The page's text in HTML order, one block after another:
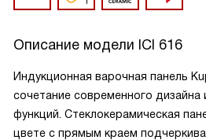
Описание модели ICI 616
Индукционная варочная панель
сочетание современного дизайна
функций. Стеклокерамическая
цвете с прямым краем